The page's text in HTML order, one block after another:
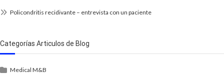
Policondritis recidivante – entrevista con un paciente
Categorías Articulos de Blog
Medical M&B